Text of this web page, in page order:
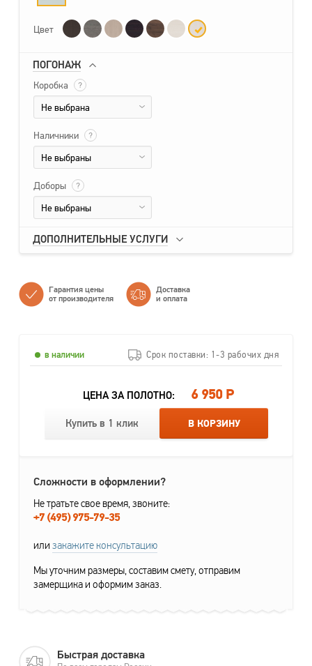
Цвет
ПОГОНАЖ
Коробка ?
Не выбрана
Наличники ?
Не выбраны
Доборы ?
Не выбраны
ДОПОЛНИТЕЛЬНЫЕ УСЛУГИ
Гарантия цены
от производителя
Доставка
и оплата
в наличии Срок поставки: 1-3 рабочих дня
ЦЕНА ЗА ПОЛОТНО: 6 950 Р
Купить в 1 клик В КОРЗИНУ
Сложности в оформлении?
Не тратьте свое время, звоните:
+7 (495) 975-79-35
или закажите консультацию
Мы уточним размеры, составим смету, отправим
замерщика и оформим заказ.
Быстрая доставка